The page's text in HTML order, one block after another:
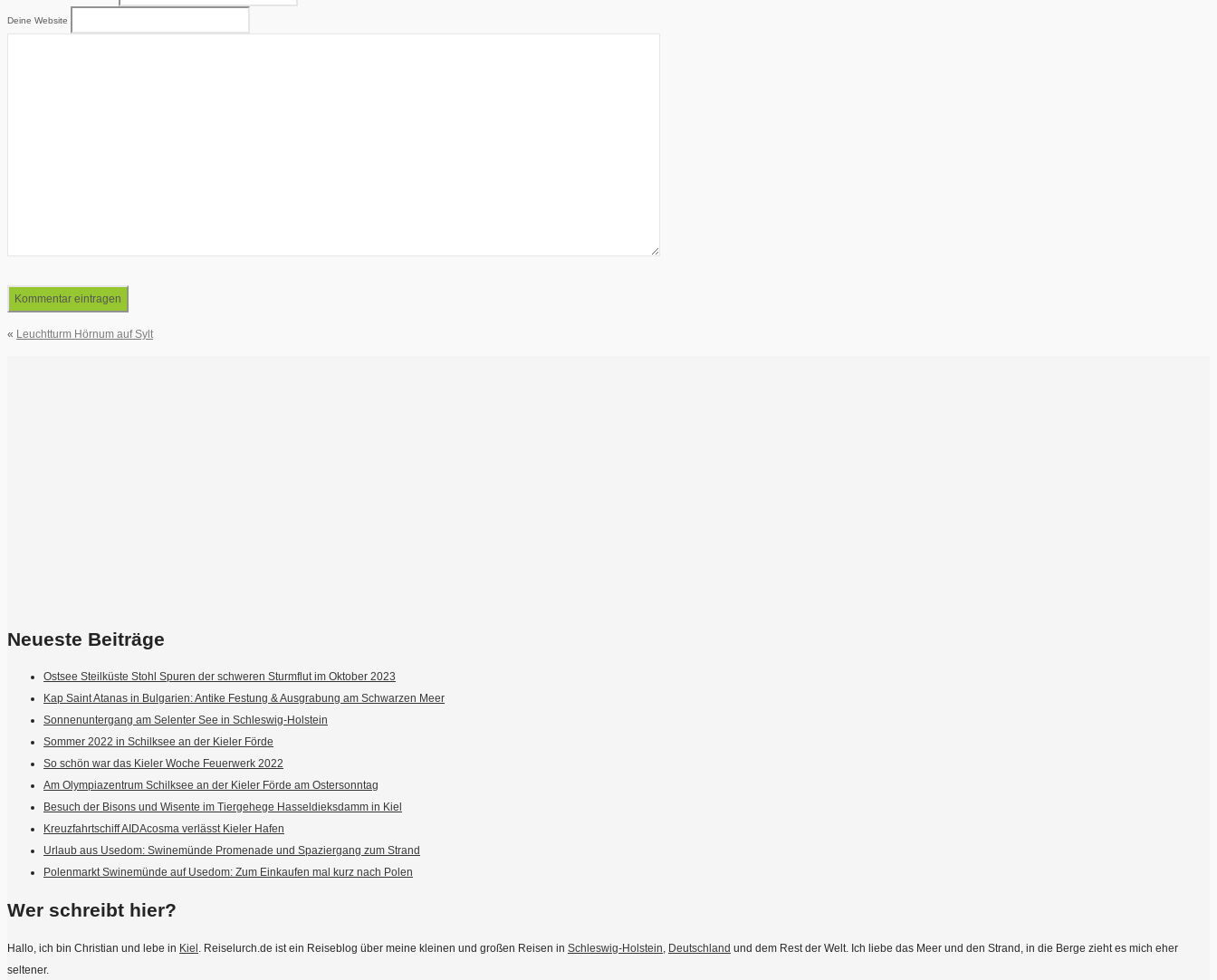
Deine Website
« Leuchtturm Hörnum auf Sylt
Neueste Beiträge
Ostsee Steilküste Stohl Spuren der schweren Sturmflut im Oktober 2023
Kap Saint Atanas in Bulgarien: Antike Festung & Ausgrabung am Schwarzen Meer
Sonnenuntergang am Selenter See in Schleswig-Holstein
Sommer 2022 in Schilksee an der Kieler Förde
So schön war das Kieler Woche Feuerwerk 2022
Am Olympiazentrum Schilksee an der Kieler Förde am Ostersonntag
Besuch der Bisons und Wisente im Tiergehege Hasseldieksdamm in Kiel
Kreuzfahrtschiff AIDAcosma verlässt Kieler Hafen
Urlaub aus Usedom: Swinemünde Promenade und Spaziergang zum Strand
Polenmarkt Swinemünde auf Usedom: Zum Einkaufen mal kurz nach Polen
Wer schreibt hier?
Hallo, ich bin Christian und lebe in Kiel. Reiselurch.de ist ein Reiseblog über meine kleinen und großen Reisen in Schleswig-Holstein, Deutschland und dem Rest der Welt. Ich liebe das Meer und den Strand, in die Berge zieht es mich eher
seltener.